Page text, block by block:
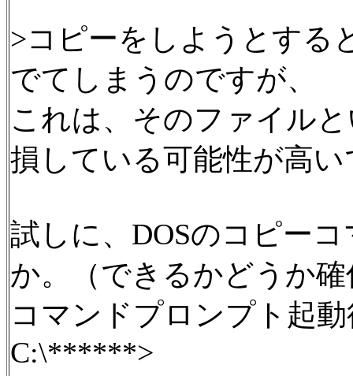
>コピーをしようとする
でてしまうのですが、
これは、そのファイル
損している可能性が高
試しに、DOSのコピー
か。（できるかどうか
コマンドプロンプト起
C:\******>